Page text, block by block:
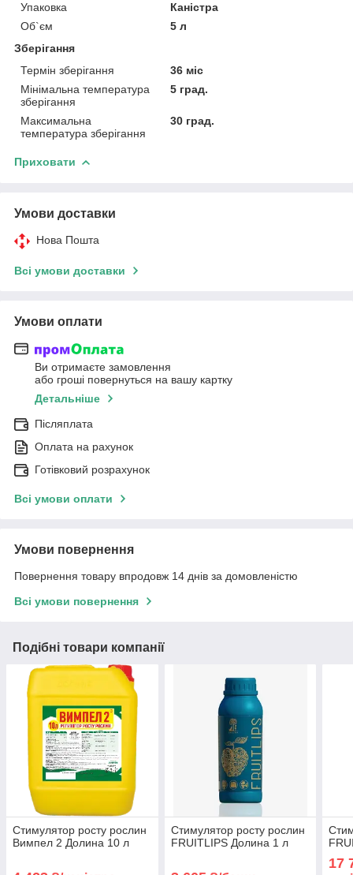
Упаковка
Каністра
Об`єм
5 л
Зберігання
Термін зберігання
36 міс
Мінімальна температура
зберігання
5 град.
Максимальна
температура зберігання
30 град.
Приховати
Умови доставки
Нова Пошта
Всі умови доставки
Умови оплати
Ви отримаєте замовлення
або гроші повернуться на вашу картку
Детальніше
Післяплата
Оплата на рахунок
Готівковий розрахунок
Всі умови оплати
Умови повернення
Повернення товару впродовж 14 днів за домовленістю
Всі умови повернення
Подібні товари компанії
Стимулятор росту рослин
Вимпел 2 Долина 10 л
Стимулятор росту рослин
FRUITLIPS Долина 1 л
17